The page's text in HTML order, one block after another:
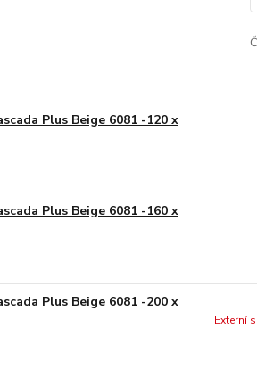
Plus Beige 6081 -120 x
Plus Beige 6081 -160 x
Plus Beige 6081 -200 x
Externí